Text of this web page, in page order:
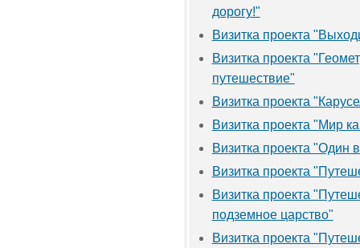
дорогу!"
Визитка проекта
Визитка проекта
путешествие"
Визитка проекта
Визитка проекта "Мир
Визитка проекта "Один
Визитка проекта
Визитка проекта
подземное царство"
Визитка проекта